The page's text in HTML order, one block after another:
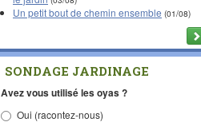
Un petit bout de chemin ensemble (01/08)
SONDAGE JARDINAGE
Avez vous utilisé les oyas ?
Oui (racontez-nous)